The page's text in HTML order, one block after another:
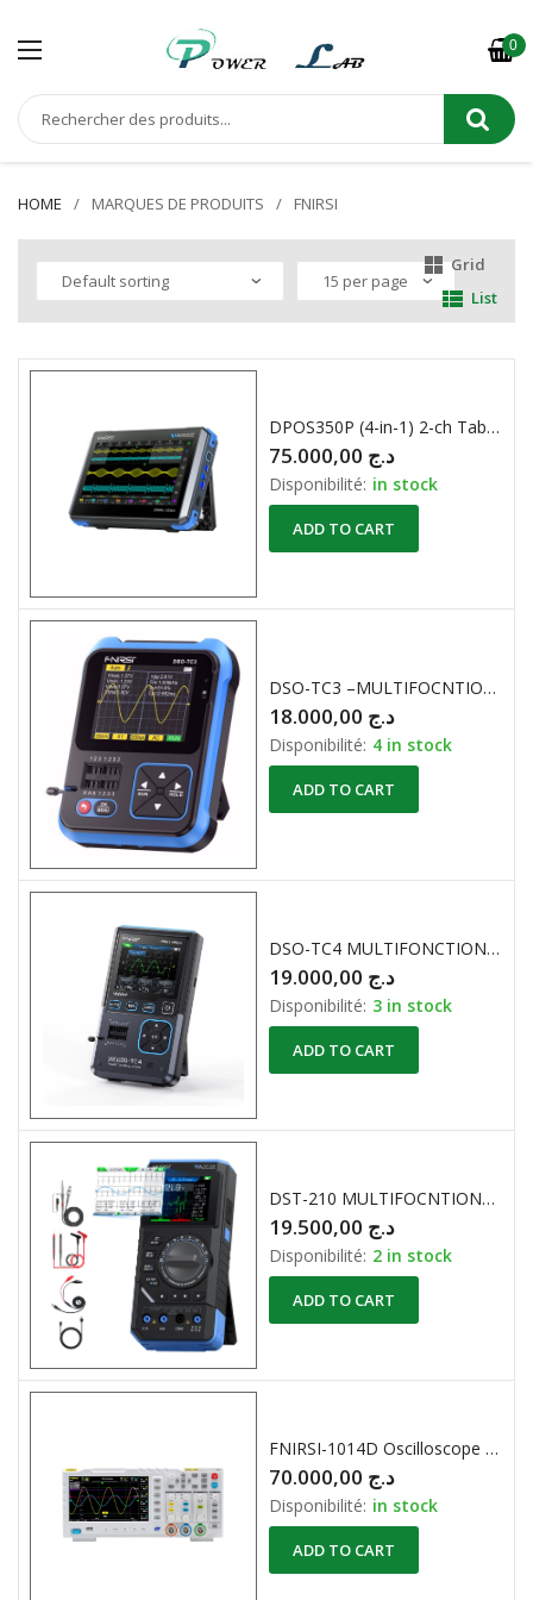
0
HOME MARQUES DE PRODUITS FNIRSI
Grid
List
DPOS350P (4-in-1) 2-ch Tablet Oscilloscope (350 MHz) + Signal Generator + Frequency Response Analyzer + Spectrum Analyzer FNIRSI
د.ج
Disponibilité: in stock
ADD TO CART
DSO-TC3 –MULTIFOCNTIONS OSCILLOSCOPE , LCR TESTEUR DE COMPOSANTS et GENERATEUR DE FONCTION. FNIRSI
د.ج
Disponibilité: 4 in stock
ADD TO CART
DSO-TC4 MULTIFONCTIONS OSCILLOSCOPE 3en 1 Générateur de Signal & LCR Testeur de Composants FNIRSI
د.ج
Disponibilité: 3 in stock
ADD TO CART
DST-210 MULTIFOCNTIONS OSCILLOSCOPE , MULTIMETRE et GENERATEUR DE FONCTION. FNIRSI
د.ج
Disponibilité: 2 in stock
ADD TO CART
FNIRSI-1014D Oscilloscope Numérique 2 X 100Mhz 1GS/s
د.ج
Disponibilité: in stock
ADD TO CART